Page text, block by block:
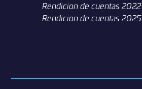
Rendicion de cuentas 2022
Rendicion de cuentas 2025